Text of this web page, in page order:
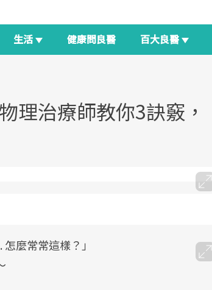
生活 健康問良醫 百大良醫
理治療師教你3訣竅，
麼常常這樣？」
邁向「健康照護」的新時代。隨著國家
政策如「健康台灣推動委員會」與「長
健康新生活」，從講座、體驗到運動，
全面啟動你的健康革命！
發，透過醫學觀點與日常感受的對話，
建立對亞健康的認知，進而引導實際的